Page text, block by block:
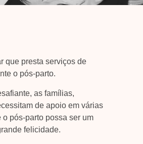
que presta serviços de
o pós-parto.
as famílias,
de apoio em várias
pós-parto possa ser um
felicidade.